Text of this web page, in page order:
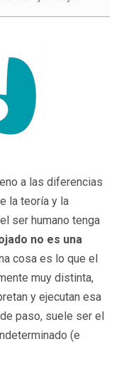
a las diferencias
la teoría y la
ser humano tenga
no es una
cosa es lo que el
muy distinta,
y ejecutan esa
paso, suele ser el
(e